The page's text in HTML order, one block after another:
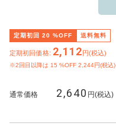
定期初回 20 %OFF 送料無料
定期初回価格: 2,112円(税込)
※2回目以降は 15 %OFF 2,244円(税込)
通常価格 2,640 円(税込)